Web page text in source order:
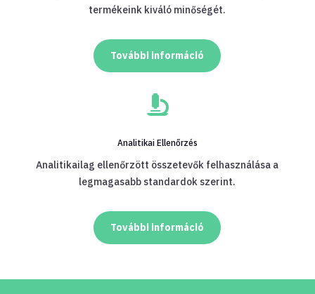
termékeink kiváló minőségét.
További információ

Analitikai Ellenőrzés
Analitikailag ellenőrzött összetevők felhasználása a
legmagasabb standardok szerint.
További információ